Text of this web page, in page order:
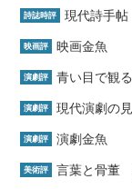
詩誌時評 現代詩手帖
映画評 映画金魚
演劇評 青い目で観
演劇評 現代演劇の
演劇評 演劇金魚
美術評 言葉と骨董